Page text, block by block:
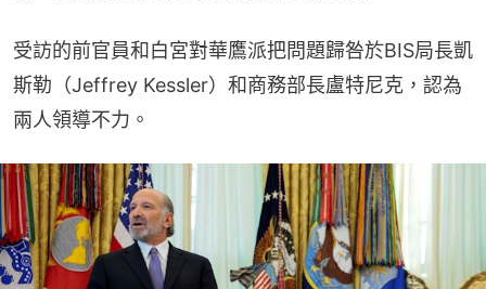
受訪的前官員和白宮對華鷹派把問題歸咎於BIS局長凱
斯勒（Jeffrey Kessler）和商務部長盧特尼克，認為
兩人領導不力。